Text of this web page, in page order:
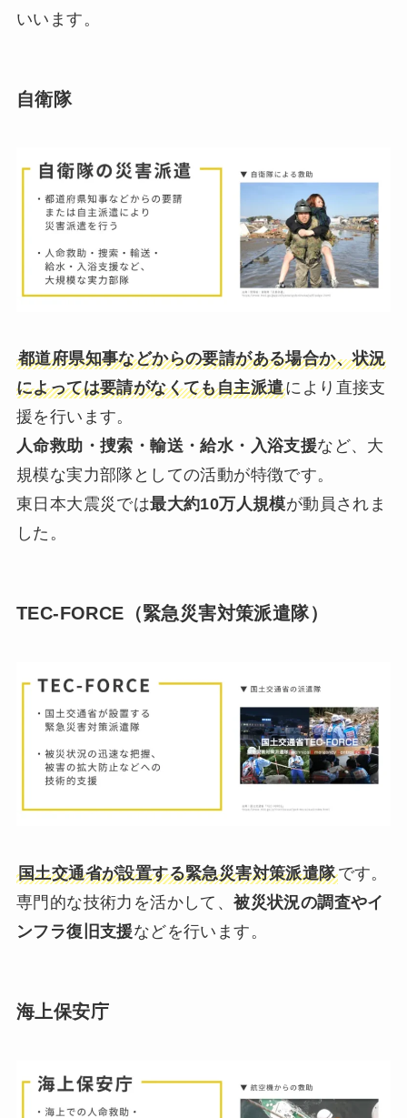
いいます。
自衛隊
都道府県知事などからの要請がある場合か、状況
によっては要請がなくても自主派遣により直接支
援を行います。
人命救助・捜索・輸送・給水・入浴支援など、大
規模な実力部隊としての活動が特徴です。
東日本大震災では最大約10万人規模が動員されま
した。
TEC-FORCE（緊急災害対策派遣隊）
国土交通省が設置する緊急災害対策派遣隊です。
専門的な技術力を活かして、被災状況の調査やイ
ンフラ復旧支援などを行います。
海上保安庁